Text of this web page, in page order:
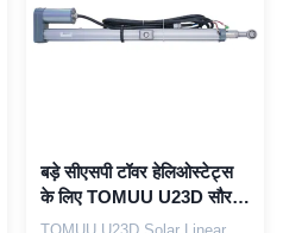
DC rated voltage, this
actuator delivers ...
बड़े सीएसपी टॉवर हेलिओस्टेट्स
के लिए TOMUU U23D सौर
रैखिक एक्ट्यूएटर